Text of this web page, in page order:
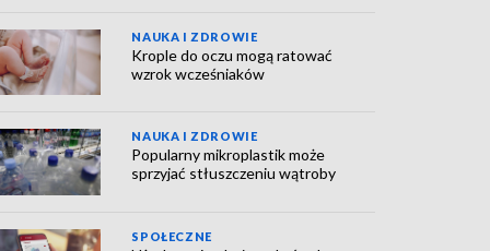
NAUKA I ZDROWIE
Krople do oczu mogą ratować
wzrok wcześniaków
NAUKA I ZDROWIE
Popularny mikroplastik może
sprzyjać stłuszczeniu wątroby
SPOŁECZNE